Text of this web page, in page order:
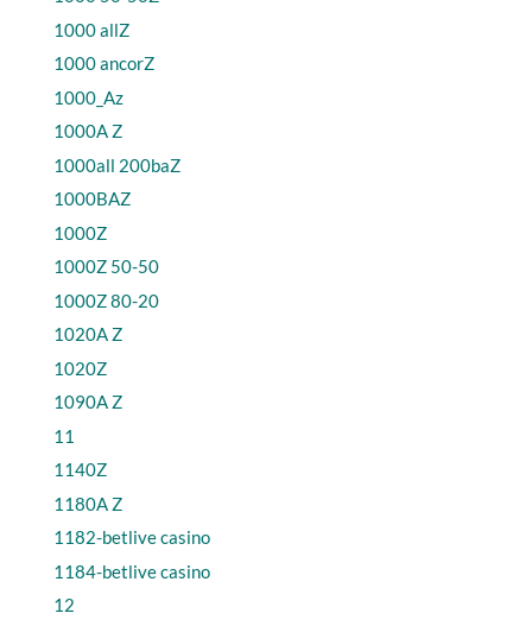
1000 allZ
1000 ancorZ
1000_Az
1000A Z
1000all 200baZ
1000BAZ
1000Z
1000Z 50-50
1000Z 80-20
1020A Z
1020Z
1090A Z
11
1140Z
1180A Z
1182-betlive casino
1184-betlive casino
12